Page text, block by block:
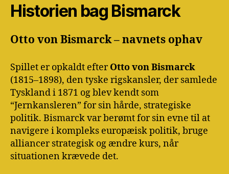
Historien bag Bismarck
Otto von Bismarck – navnets ophav
Spillet er opkaldt efterOtto von Bismarck
(1815–1898), den tyske rigskansler, der samlede
Tyskland i 1871 og blev kendt som
“Jernkansleren” for sin hårde, strategiske
politik. Bismarck var berømt for sin evne til at
navigere i kompleks europæisk politik, bruge
alliancer strategisk og ændre kurs, når
situationen krævede det.